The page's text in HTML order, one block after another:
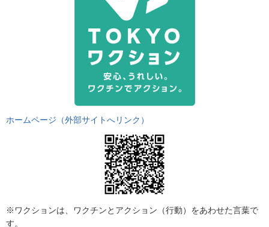
ホームページ（外部サイトへリンク）
※ワクションは、ワクチンとアクション（行動）をあわせた言葉で
す。